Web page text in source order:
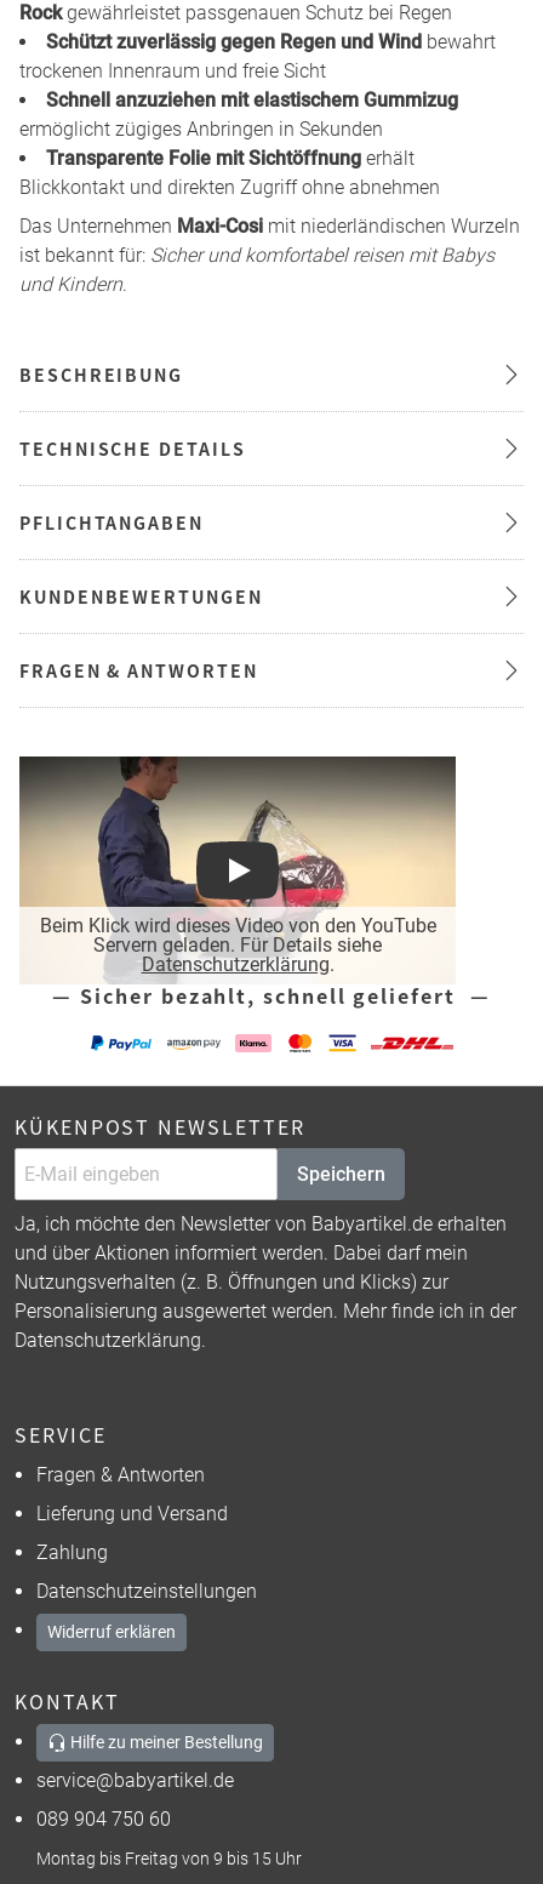
Rockgewährleistet passgenauen Schutz bei Regen
Schützt zuverlässig gegen Regen und Wind bewahrt
trockenen Innenraum und freie Sicht
Schnell anzuziehen mit elastischem Gummizug
ermöglicht zügiges Anbringen in Sekunden
Transparente Folie mit Sichtöffnung erhält
Blickkontakt und direkten Zugriff ohne abnehmen
Das Unternehmen Maxi-Cosi mit niederländischen Wurzeln
ist bekannt für: Sicher und komfortabel reisen mit Babys
und Kindern.
BESCHREIBUNG
TECHNISCHE DETAILS
PFLICHTANGABEN
KUNDENBEWERTUNGEN
FRAGEN & ANTWORTEN
Beim Klick wird dieses Video von den YouTube
Servern geladen. Für Details siehe
Datenschutzerklärung.
Play
— Sicher bezahlt, schnell geliefert —
KÜKENPOST NEWSLETTER
Speichern
Ja, ich möchte den Newsletter von Babyartikel.de erhalten
und über Aktionen informiert werden. Dabei darf mein
Nutzungsverhalten (z. B. Öffnungen und Klicks) zur
Personalisierung ausgewertet werden. Mehr finde ich in der
Datenschutzerklärung.
SERVICE
Fragen & Antworten
Lieferung und Versand
Zahlung
Datenschutzeinstellungen
Widerruf erklären
KONTAKT
Hilfe zu meiner Bestellung
service@babyartikel.de
089 904 750 60
Montag bis Freitag von 9 bis 15 Uhr